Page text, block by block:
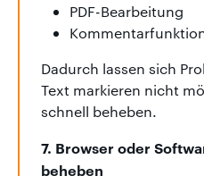
PDF-Bearbeitung
Dadurch lassen sich
Text markieren nicht
schnell beheben.
7. Browser oder
beheben